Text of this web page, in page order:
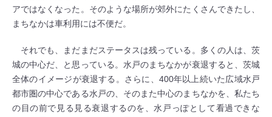
アではなくなった。そのような場所が郊外にたくさんできたし、
まちなかは車利用には不便だ。
それでも、まだまだステータスは残っている。多くの人は、茨
城の中心だ、と思っている。水戸のまちなかが衰退すると、茨城
全体のイメージが衰退する。さらに、400年以上続いた広域水戸
都市圏の中心である水戸の、そのまた中心のまちなかを、私たち
の目の前で見る見る衰退するのを、水戸っぽとして看過できな